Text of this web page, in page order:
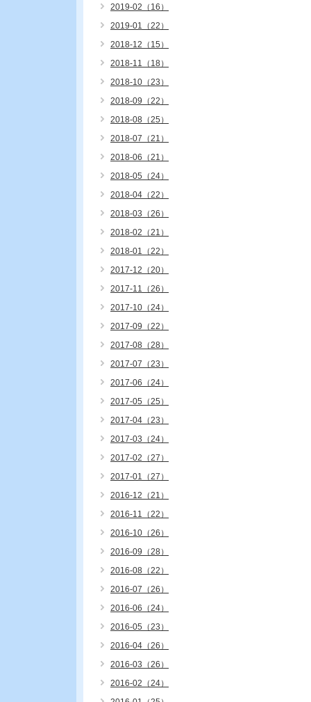
2019-02（16）
2019-01（22）
2018-12（15）
2018-11（18）
2018-10（23）
2018-09（22）
2018-08（25）
2018-07（21）
2018-06（21）
2018-05（24）
2018-04（22）
2018-03（26）
2018-02（21）
2018-01（22）
2017-12（20）
2017-11（26）
2017-10（24）
2017-09（22）
2017-08（28）
2017-07（23）
2017-06（24）
2017-05（25）
2017-04（23）
2017-03（24）
2017-02（27）
2017-01（27）
2016-12（21）
2016-11（22）
2016-10（26）
2016-09（28）
2016-08（22）
2016-07（26）
2016-06（24）
2016-05（23）
2016-04（26）
2016-03（26）
2016-02（24）